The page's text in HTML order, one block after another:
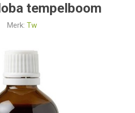
tempelboom
Merk: Tw